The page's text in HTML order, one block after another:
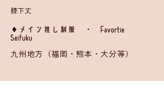
膝下丈
​◆メイン推し制服 ・ Favortie
Seifuku
九州地方（福岡・熊本・大分等）